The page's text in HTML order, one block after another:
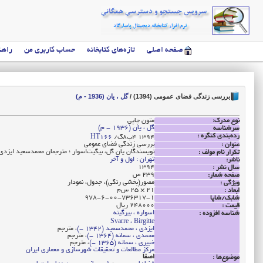
صفحه اصلی تازه‌های کتابخانه حساب کاربری من
بررسی زندگی فضای عمومی (1394) /گل ، یان (1936 - م)
نوع مدرک:
متون چاپی
سرشناسه
گل ، یان (1936 - م)
رده‌بندی کنگره :
HT166 ‭/گ8ب4 1394
عنوان :
بررسی زندگی فضای عمومی
تکرار نام مولف :
نویسندگان یان گل، بیگیت‌اسوار ؛ مترجمان محمدسعید
ناشر:
تهران : اول و آخر
سال نشر :
1394
صفحه شمار:
239 ص
ویژگی :
مصور(بخشی رنگی)، جدول، نمودار
ابعاد :
21 × 25 س‌م
شابک/شاپا
978-6-00-736317-1
قیمت :
248000 ریال
شناسه افزوده :
اسواره ، بیرگیته
Svarre ، Birgitte
ایزدی ، محمدسعید (1342 -)
، مترجم
محمدی ، سمانه (1364 -)
، مترجم
خبیری ، سمانه (1365 -)
، مترجم
مرکز مطالعات و تحقیقات شهرسازی و معماری ایران
موضوع‌ها :
اصفا